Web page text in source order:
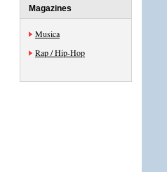
Magazines
Musica
Rap / Hip-Hop